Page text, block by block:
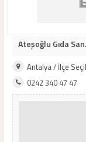
Ateşoğlu Gıda
Antalya / İlçe
0242 340 47 47